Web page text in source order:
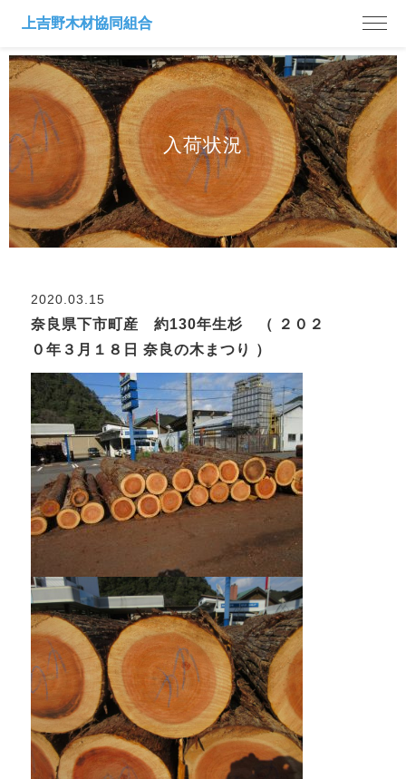
入荷状況
2020.03.15
奈良県下市町産 約130年生杉 （ ２０２
０年３月１８日 奈良の木まつり ）